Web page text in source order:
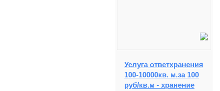
Услуга ответхранения
100-10000кв. м.за 100
руб/кв.м - хранение